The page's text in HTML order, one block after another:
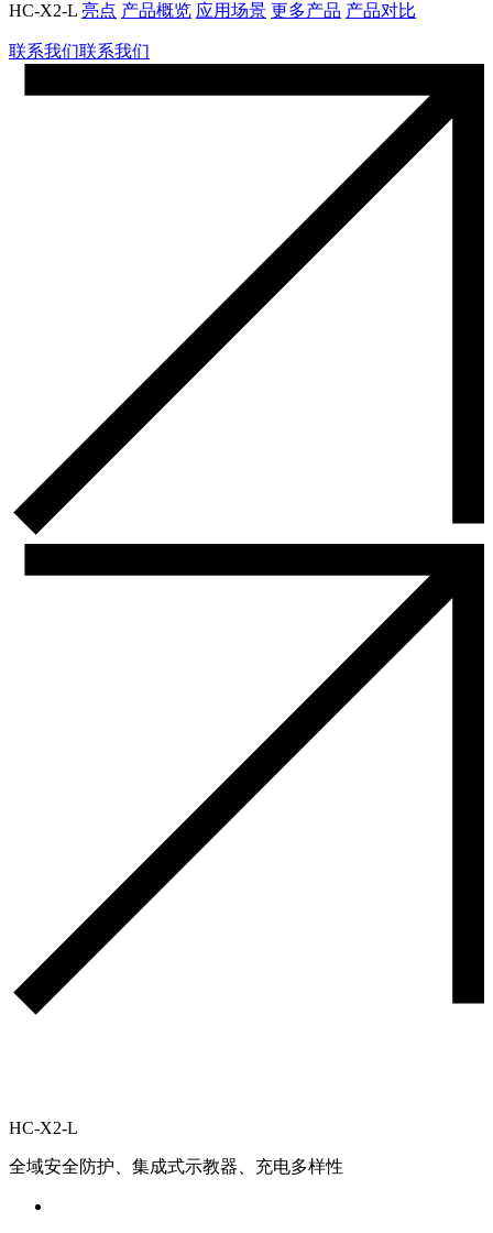
HC-X2-L 亮点 产品概览 应用场景 更多产品 产品对比
联系我们联系我们
HC-X2-L
全域安全防护、集成式示教器、充电多样性